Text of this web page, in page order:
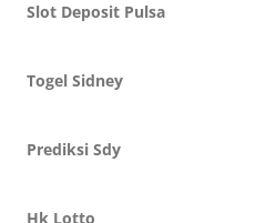
Slot Deposit Pulsa
Togel Sidney
Prediksi Sdy
Hk Lotto